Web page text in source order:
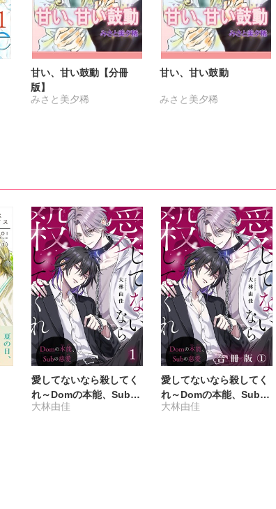
甘い、甘い鼓動【分冊
版】
みさと美夕稀
甘い、甘い鼓動
みさと美夕稀
愛してないなら殺してく
れ～Domの本能、Subの
慈愛～
大林由佳
愛してないなら殺してく
れ～Domの本能、Subの
慈愛～【合冊版】
大林由佳